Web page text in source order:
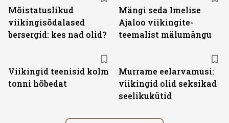
Mõistatuslikud
viikingisõdalased
bersergid: kes nad olid?
Mängi seda Imelise
Ajaloo viikingite-
teemalist mälumängu
Viikingid teenisid kolm
tonni hõbedat
Murrame eelarvamusi:
viikingid olid seksikad
seelikukütid